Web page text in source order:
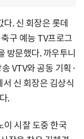
. 신 회장은 롯데
구 예능 TV프로그
방문했다. 까우투니
VTV와 공동 기획·
신 회장은 김상식
.
이 시찰 도중 한국